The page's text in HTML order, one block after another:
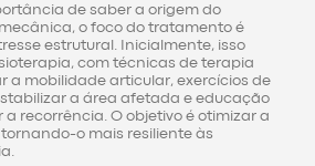
de saber a origem do
o foco do tratamento é
estrutural. Inicialmente, isso
com técnicas de terapia
a mobilidade articular, exercícios de
a área afetada e educação
recorrência. O objetivo é otimizar a
tornando-o mais resiliente às